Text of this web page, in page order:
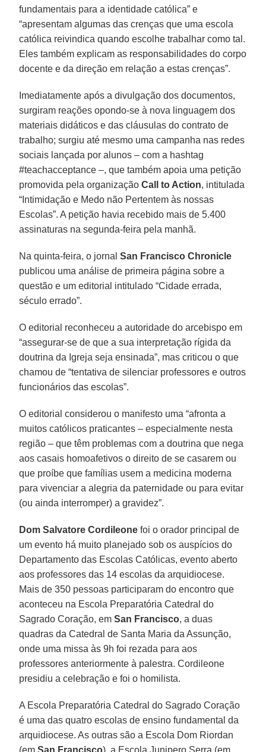
fundamentais para a identidade católica” e
“apresentam algumas das crenças que uma escola
católica reivindica quando escolhe trabalhar como tal.
Eles também explicam as responsabilidades do corpo
docente e da direção em relação a estas crenças”.
Imediatamente após a divulgação dos documentos,
surgiram reações opondo-se à nova linguagem dos
materiais didáticos e das cláusulas do contrato de
trabalho; surgiu até mesmo uma campanha nas redes
sociais lançada por alunos – com a hashtag
#teachacceptance –, que também apoia uma petição
promovida pela organizaçãoCall to Action, intitulada
“Intimidação e Medo não Pertentem às nossas
Escolas”. A petição havia recebido mais de 5.400
assinaturas na segunda-feira pela manhã.
Na quinta-feira, o jornalSan Francisco Chronicle
publicou uma análise de primeira página sobre a
questão e um editorial intitulado “Cidade errada,
século errado”.
O editorial reconheceu a autoridade do arcebispo em
“assegurar-se de que a sua interpretação rígida da
doutrina da Igreja seja ensinada”, mas criticou o que
chamou de “tentativa de silenciar professores e outros
funcionários das escolas”.
O editorial considerou o manifesto uma “afronta a
muitos católicos praticantes – especialmente nesta
região – que têm problemas com a doutrina que nega
aos casais homoafetivos o direito de se casarem ou
que proíbe que famílias usem a medicina moderna
para vivenciar a alegria da paternidade ou para evitar
(ou ainda interromper) a gravidez”.
Dom Salvatore Cordileone foi o orador principal de
um evento há muito planejado sob os auspícios do
Departamento das Escolas Católicas, evento aberto
aos professores das 14 escolas da arquidiocese.
Mais de 350 pessoas participaram do encontro que
aconteceu na Escola Preparatória Catedral do
Sagrado Coração, emSan Francisco, a duas
quadras da Catedral de Santa Maria da Assunção,
onde uma missa às 9h foi rezada para aos
professores anteriormente à palestra. Cordileone
presidiu a celebração e foi o homilista.
A Escola Preparatória Catedral do Sagrado Coração
é uma das quatro escolas de ensino fundamental da
arquidiocese. As outras são a Escola Dom Riordan
(emSan Francisco), a Escola Junipero Serra (em